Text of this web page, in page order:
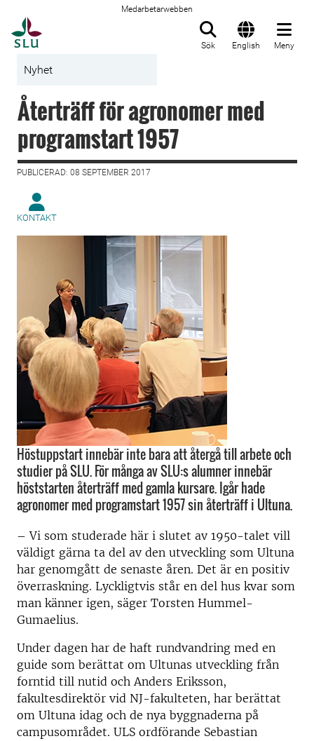
Medarbetarwebben
Sök English Meny
Nyhet
Återträff för agronomer med
programstart 1957
PUBLICERAD: 08 SEPTEMBER 2017
KONTAKT
Höstuppstart innebär inte bara att återgå till arbete och
studier på SLU. För många av SLU:s alumner innebär
höststarten återträff med gamla kursare. Igår hade
agronomer med programstart 1957 sin återträff i Ultuna.
– Vi som studerade här i slutet av 1950-talet vill
väldigt gärna ta del av den utveckling som Ultuna
har genomgått de senaste åren. Det är en positiv
överraskning. Lyckligtvis står en del hus kvar som
man känner igen, säger Torsten Hummel-
Gumaelius.
Under dagen har de haft rundvandring med en
guide som berättat om Ultunas utveckling från
forntid till nutid och Anders Eriksson,
fakultesdirektör vid NJ-fakulteten, har berättat
om Ultuna idag och de nya byggnaderna på
campusområdet. ULS ordförande Sebastian